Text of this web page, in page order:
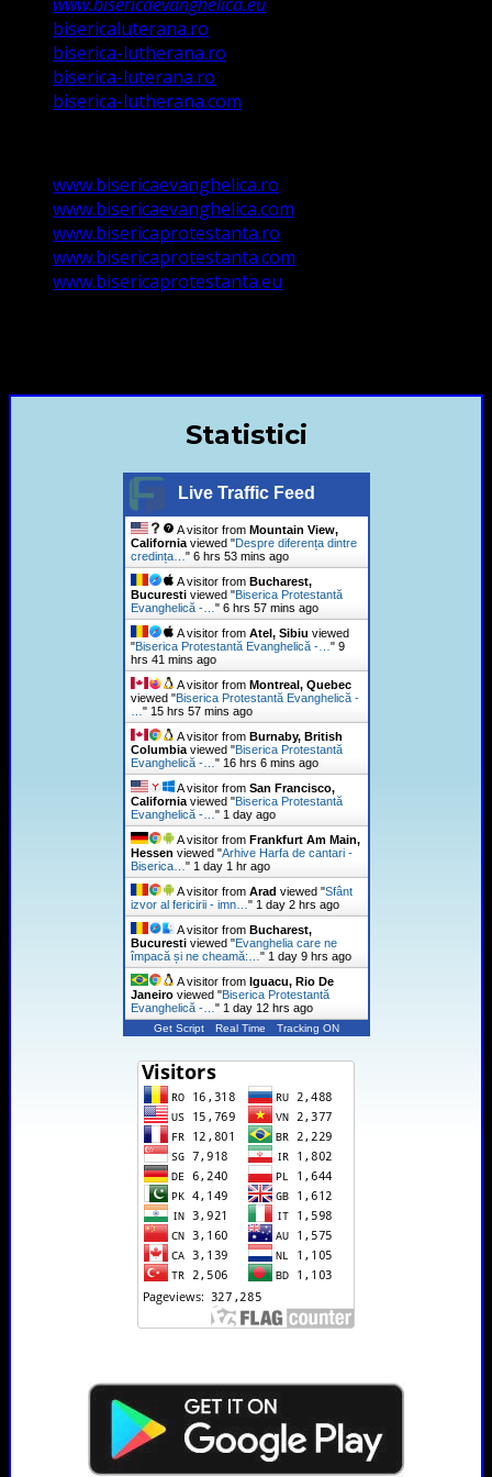
bisericaluterana.ro
biserica-lutherana.ro
biserica-luterana.ro
biserica-lutherana.com
www.bisericaevanghelica.ro
www.bisericaevanghelica.com
www.bisericaprotestanta.ro
www.bisericaprotestanta.com
www.bisericaprotestanta.eu
Statistici
Live Traffic Feed
A visitor from Mountain View,
Californiaviewed "Despre diferența dintre
credința… " 6 hrs 53 mins ago
A visitor from Bucharest,
Bucurestiviewed "Biserica Protestantă
Evanghelică -… " 6 hrs 57 mins ago
A visitor from Atel, Sibiu viewed
"Biserica Protestantă Evanghelică -… " 9
hrs 41 mins ago
A visitor from Montreal, Quebec
viewed "Biserica Protestantă Evanghelică -
" 15 hrs 57 mins ago
A visitor from Burnaby, British
Columbiaviewed "Biserica Protestantă
Evanghelică -… " 16 hrs 6 mins ago
A visitor from San Francisco,
Californiaviewed "Biserica Protestantă
Evanghelică -… " 1 day ago
A visitor from Frankfurt Am Main,
Hessen viewed "Arhive Harfa de cantari -
Biserica… " 1 day 1 hr ago
A visitor from Arad viewed "Sfânt
izvor al fericirii - imn… " 1 day 2 hrs ago
A visitor from Bucharest,
Bucurestiviewed "Evanghelia care ne
împacă și ne cheamă:… " 1 day 9 hrs ago
A visitor from Iguacu, Rio De
Janeiroviewed "Biserica Protestantă
Evanghelică -… " 1 day 12 hrs ago
Get Script Real Time Tracking ON